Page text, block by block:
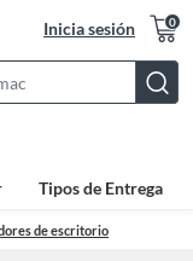
Inicia sesión 0
Bar
Tipos de Entrega
de escritorio